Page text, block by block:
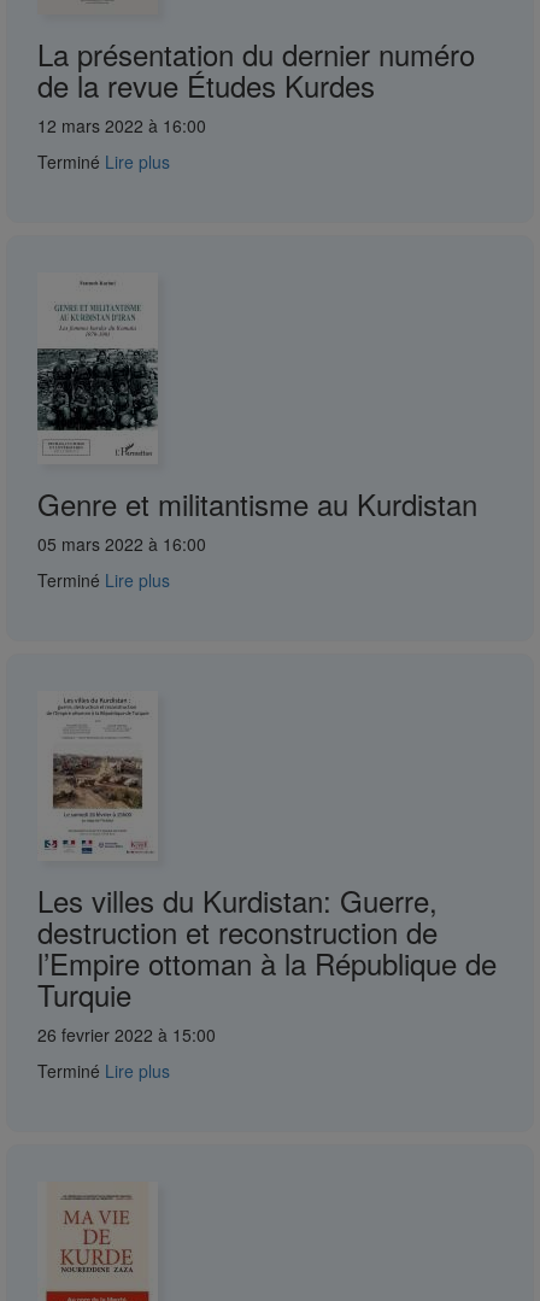
La présentation du dernier numéro
de la revue Études Kurdes
12 mars 2022 à 16:00
Terminé Lire plus
Genre et militantisme au Kurdistan
05 mars 2022 à 16:00
Terminé Lire plus
Les villes du Kurdistan: Guerre,
destruction et reconstruction de
l’Empire ottoman à la République de
Turquie
26 fevrier 2022 à 15:00
Terminé Lire plus